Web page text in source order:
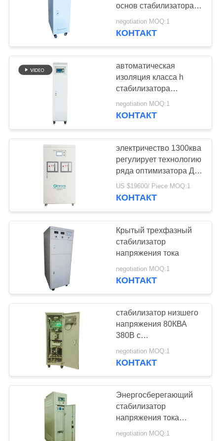
Регулятор
автоматического
напряжения тока
онлайн
бесперебойного
питания
20
Блок
оптимизирования
напряжения тока
Энергосберегающий
трансформатор
основ стабилизатора
напряжения тока KVA
трехфазный
negotiation MOQ:1
КОНТАКТ
автоматическая
изоляция класса h
стабилизатора
напряжения тока
5000kva
negotiation MOQ:1
КОНТАКТ
электричество 1300ква
регулирует технологию
ряда оптимизатора Двс
стабилизатора
напряжения тока
US $19600/ Piece MOQ:1
КОНТАКТ
Крытый трехфазный
стабилизатор
напряжения тока
negotiation MOQ:1
КОНТАКТ
стабилизатор низшего
напряжения 80КВА
380В с
компьютеризирует
систему
negotiation MOQ:1
КОНТАКТ
Энергосберегающий
стабилизатор
напряжения тока
200КВА 50Хз
negotiation MOQ:1